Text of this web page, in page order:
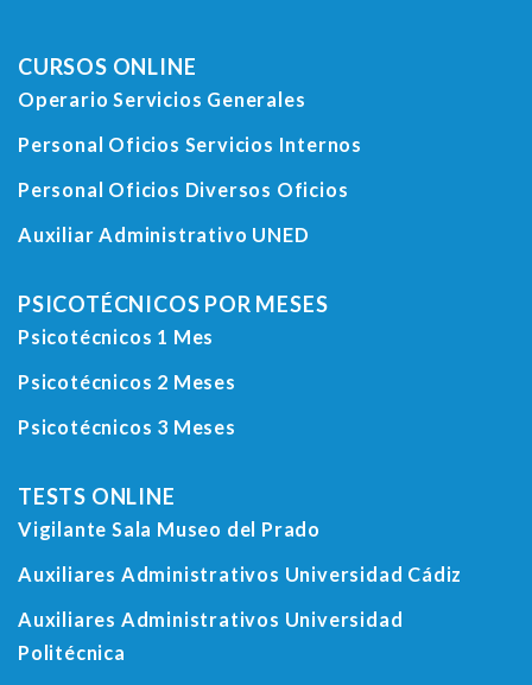
CURSOS ONLINE
Operario Servicios Generales
Personal Oficios Servicios Internos
Personal Oficios Diversos Oficios
Auxiliar Administrativo UNED
PSICOTÉCNICOS POR MESES
Psicotécnicos 1 Mes
Psicotécnicos 2 Meses
Psicotécnicos 3 Meses
TESTS ONLINE
Vigilante Sala Museo del Prado
Auxiliares Administrativos Universidad Cádiz
Auxiliares Administrativos Universidad
Politécnica